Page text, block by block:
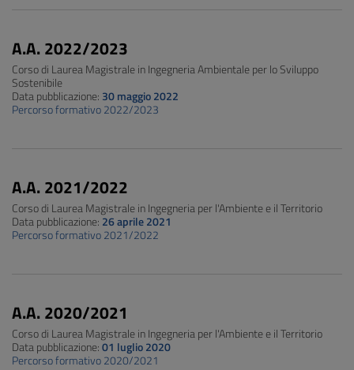
A.A. 2022/2023
Corso di Laurea Magistrale in Ingegneria Ambientale per lo Sviluppo
Sostenibile
Data pubblicazione: 30 maggio 2022
Percorso formativo 2022/2023
A.A. 2021/2022
Corso di Laurea Magistrale in Ingegneria per l'Ambiente e il Territorio
Data pubblicazione: 26 aprile 2021
Percorso formativo 2021/2022
A.A. 2020/2021
Corso di Laurea Magistrale in Ingegneria per l'Ambiente e il Territorio
Data pubblicazione:01 luglio 2020
Percorso formativo 2020/2021